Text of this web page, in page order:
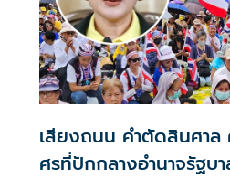
เสียงถนน คำตัดสินศาล
ศรที่ปักกลางอำนาจรัฐบ